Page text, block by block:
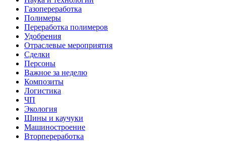
Газопереработка
Полимеры
Переработка полимеров
Удобрения
Отраслевые мероприятия
Сделки
Персоны
Важное за неделю
Композиты
Логистика
ЧП
Экология
Шины и каучуки
Машиностроение
Вторпереработка